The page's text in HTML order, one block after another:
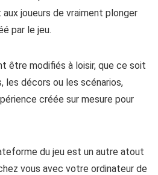
joueurs de vraiment plonger
par le jeu.
être modifiés à loisir, que ce soit
les décors ou les scénarios,
créée sur mesure pour
du jeu est un autre atout
vous avec votre ordinateur de